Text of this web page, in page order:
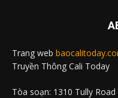
Trang web
Truyền Thông Cali Today
Tòa soạn: 1310 Tully